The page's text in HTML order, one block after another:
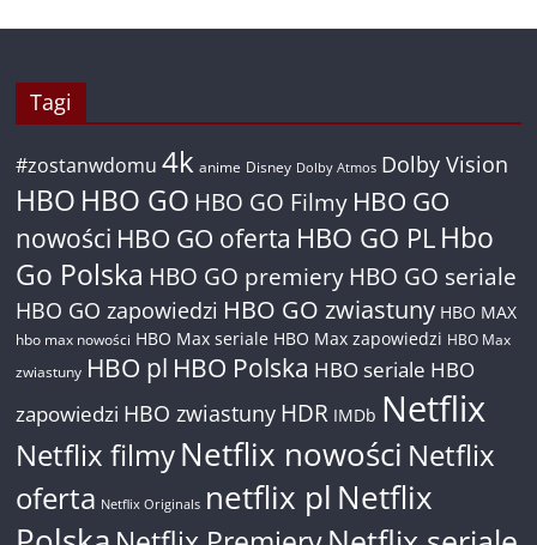
Tagi
#zostanwdomu 4k anime Disney Dolby Atmos Dolby Vision
HBO HBO GO HBO GO Filmy HBO GO
nowości HBO GO oferta HBO GO PL Hbo
Go Polska HBO GO premiery HBO GO seriale
HBO GO zapowiedzi HBO GO zwiastuny HBO MAX
hbo max nowości HBO Max seriale HBO Max zapowiedzi HBO Max
zwiastuny HBO pl HBO Polska HBO seriale HBO
zapowiedzi HBO zwiastuny HDR IMDb Netflix
Netflix filmyNetflix nowości Netflix
oferta Netflix Originals netflix pl Netflix